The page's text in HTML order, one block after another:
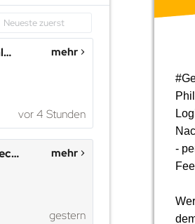
10.14/2026 - Case Management im Sozial- und Gesundheitswesen (B. A.) (w/m/d) mehr
vor 4 Stunden
Ausbilder - Mechatroniker für Betriebstechnik (m/w/d) mehr
gestern